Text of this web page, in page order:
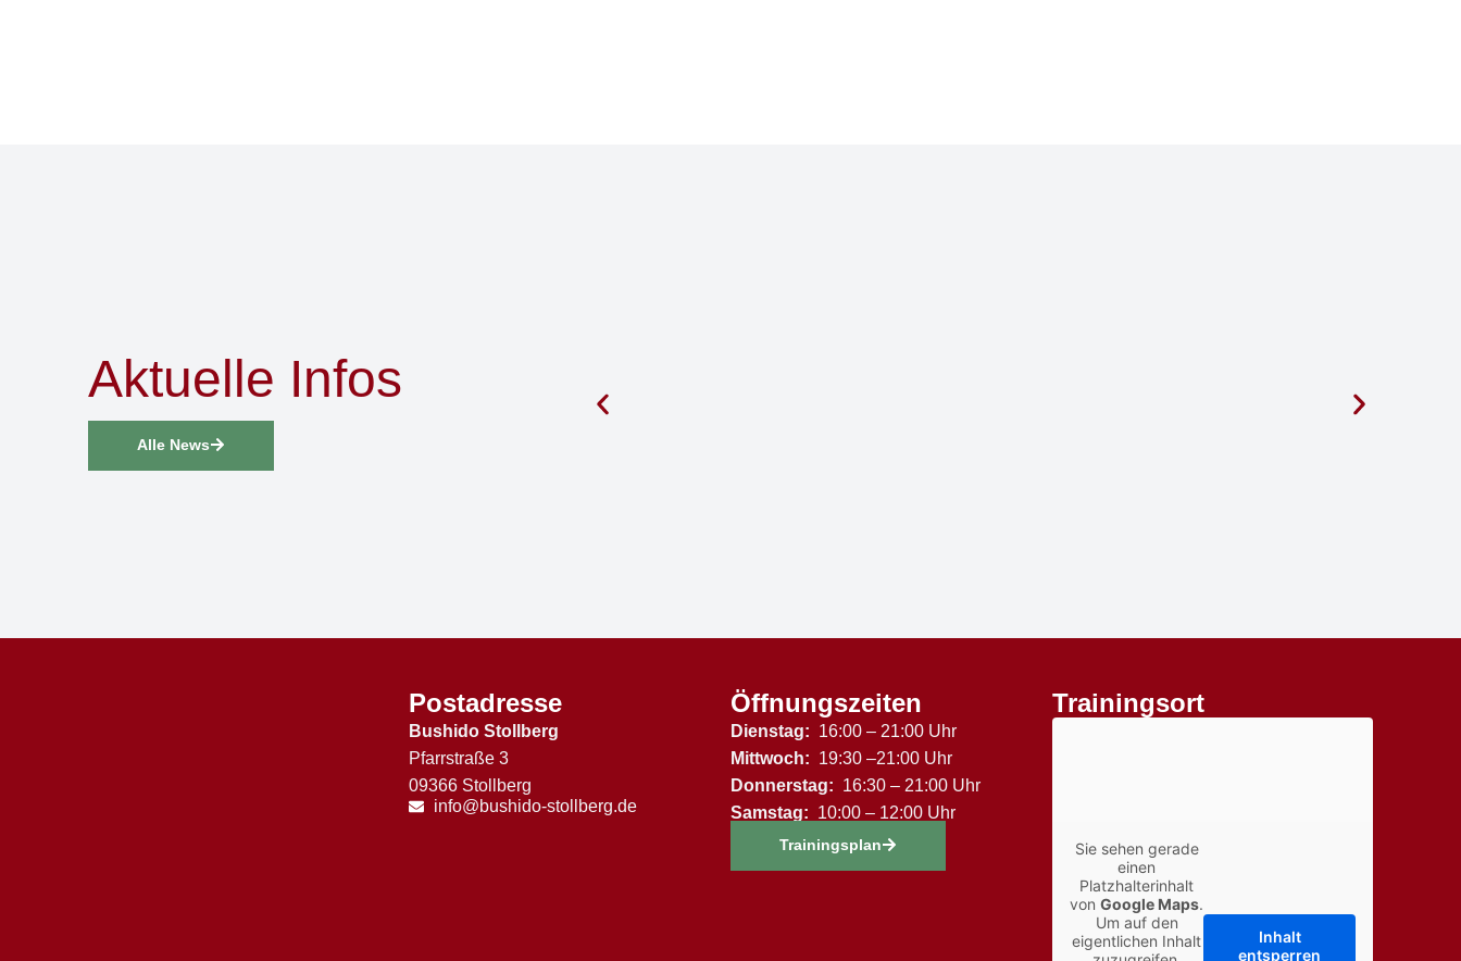
Aktuelle Infos
Alle News
Postadresse
Bushido Stollberg
Pfarrstraße 3
09366 Stollberg
info@bushido-stollberg.de
Öffnungszeiten
Dienstag: 16:00 – 21:00 Uhr
Mittwoch: 19:30 –21:00 Uhr
Donnerstag: 16:30 – 21:00 Uhr
Samstag: 10:00 – 12:00 Uhr
Trainingsplan
Trainingsort
Sie sehen gerade
einen
Platzhalterinhalt
vonGoogle Maps.
Um auf den
eigentlichen Inhalt
Inhalt
entsperren